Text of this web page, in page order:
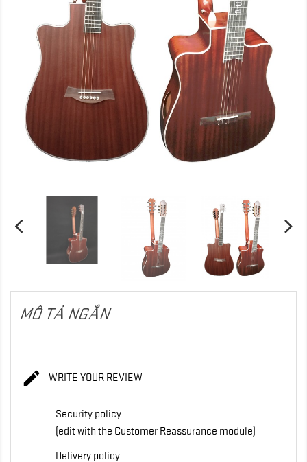
MÔ TẢ NGẮN
 WRITE YOUR REVIEW
Security policy
(edit with the Customer Reassurance module)
Delivery policy